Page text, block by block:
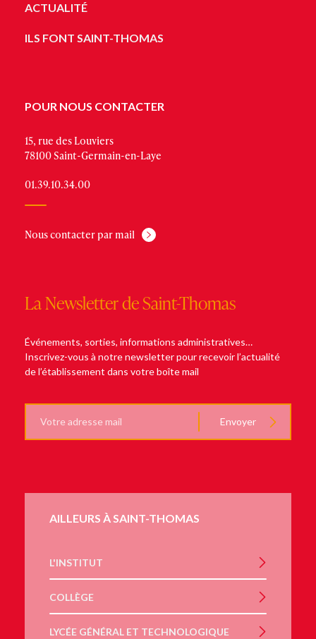
ACTUALITÉ
ILS FONT SAINT-THOMAS
POUR NOUS CONTACTER
15, rue des Louviers
78100 Saint-Germain-en-Laye
01.39.10.34.00
Nous contacter par mail
La Newsletter de Saint-Thomas
Événements, sorties, informations administratives…
Inscrivez-vous à notre newsletter pour recevoir l’actualité
de l’établissement dans votre boîte mail
mail
Envoyer
AILLEURS À SAINT-THOMAS
L'INSTITUT
COLLÈGE
LYCÉE GÉNÉRAL ET TECHNOLOGIQUE